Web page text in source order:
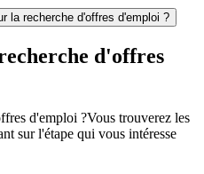
la recherche d'offres d'emploi ?
d'offres
d'emploi ?Vous trouverez les
sur l'étape qui vous intéresse